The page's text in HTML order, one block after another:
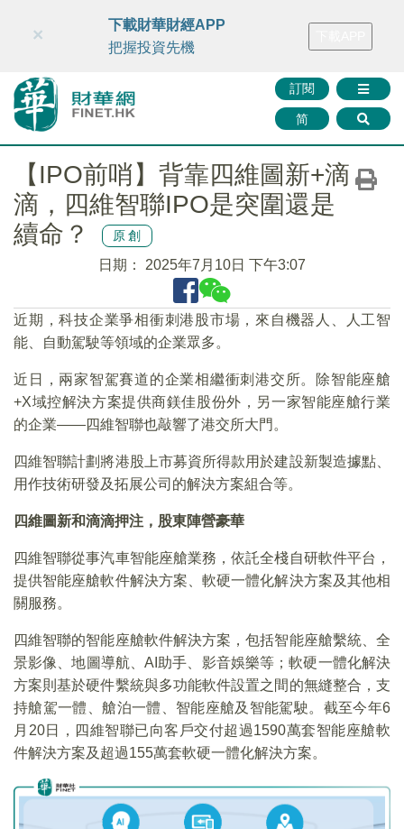
財華智庫網 FINTV FINMETA 財華證券 媒體矩陣
訂閱
简
×
下載財華財經APP
把握投資先機
【IPO前哨】背靠四維圖新+滴
滴，四維智聯IPO是突圍還是
續命？
原創
日期： 2025年7月10日 下午3:07
近期，科技企業爭相衝刺港股市場，來自機器人、人工智
能、自動駕駛等領域的企業眾多。
近日，兩家智駕賽道的企業相繼衝刺港交所。除智能座艙
+X域控解決方案提供商鎂佳股份外，另一家智能座艙行業
的企業——四維智聯也敲響了港交所大門。
四維智聯計劃將港股上市募資所得款用於建設新製造據點、
用作技術研發及拓展公司的解決方案組合等。
四維圖新和滴滴押注，股東陣營豪華
四維智聯從事汽車智能座艙業務，依託全棧自研軟件平台，
提供智能座艙軟件解決方案、軟硬一體化解決方案及其他相
關服務。
四維智聯的智能座艙軟件解決方案，包括智能座艙繫統、全
景影像、地圖導航、AI助手、影音娛樂等；軟硬一體化解決
方案則基於硬件繫統與多功能軟件設置之間的無縫整合，支
持艙駕一體、艙泊一體、智能座艙及智能駕駛。截至今年6
月20日，四維智聯已向客戶交付超過1590萬套智能座艙軟
件解決方案及超過155萬套軟硬一體化解決方案。